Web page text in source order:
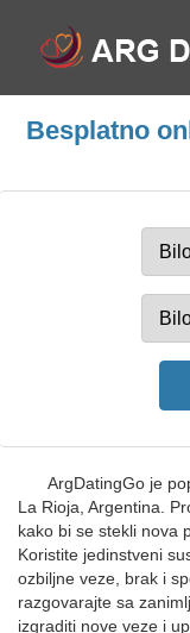
Besplatno
ArgDatingGo je
La Rioja, Argentina.
kako bi se stekli nova
Koristite jedinstveni
ozbiljne veze, brak i
razgovarajte sa
izgraditi nove veze i